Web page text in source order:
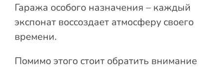
Гаража особого назначения – каждый
экспонат воссоздает атмосферу своего
времени.
Помимо этого стоит обратить внимание